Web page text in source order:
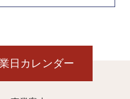
日カレンダー